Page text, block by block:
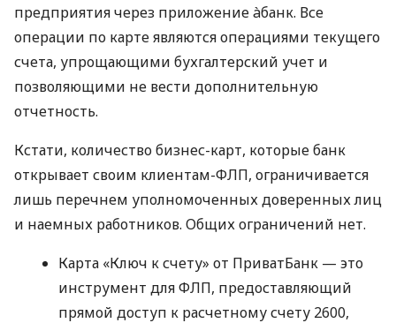
предприятия через приложение àбанк. Все
операции по карте являются операциями текущего
счета, упрощающими бухгалтерский учет и
позволяющими не вести дополнительную
отчетность.
Кстати, количество бизнес-карт, которые банк
открывает своим клиентам-ФЛП, ограничивается
лишь перечнем уполномоченных доверенных лиц
и наемных работников. Общих ограничений нет.
Карта «Ключ к счету» от ПриватБанк — это
инструмент для ФЛП, предоставляющий
прямой доступ к расчетному счету 2600,